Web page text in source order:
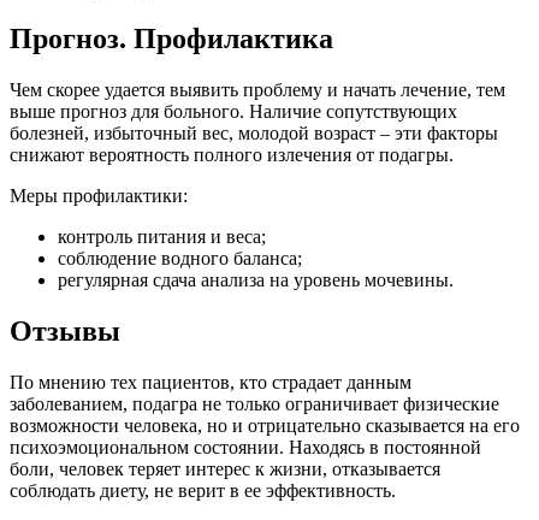
Прогноз. Профилактика
Чем скорее удается выявить проблему и начать лечение, тем
выше прогноз для больного. Наличие сопутствующих
болезней, избыточный вес, молодой возраст – эти факторы
снижают вероятность полного излечения от подагры.
Меры профилактики:
контроль питания и веса;
соблюдение водного баланса;
регулярная сдача анализа на уровень мочевины.
Отзывы
По мнению тех пациентов, кто страдает данным
заболеванием, подагра не только ограничивает физические
возможности человека, но и отрицательно сказывается на его
психоэмоциональном состоянии. Находясь в постоянной
боли, человек теряет интерес к жизни, отказывается
соблюдать диету, не верит в ее эффективность.